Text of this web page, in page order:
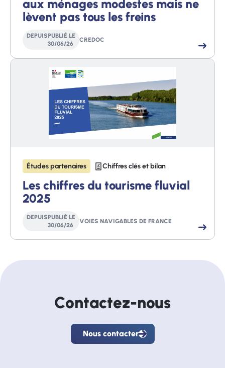
aux ménages modestes mais ne
lèvent pas tous les freins
DEPUISPUBLIÉ LE
30/06/26
CREDOC
Études partenaires Chiffres clés et bilan
Les chiffres du tourisme fluvial
2025
DEPUISPUBLIÉ LE
30/06/26
VOIES NAVIGABLES DE FRANCE
Contactez-nous
Nous
contacter
Nous contacter